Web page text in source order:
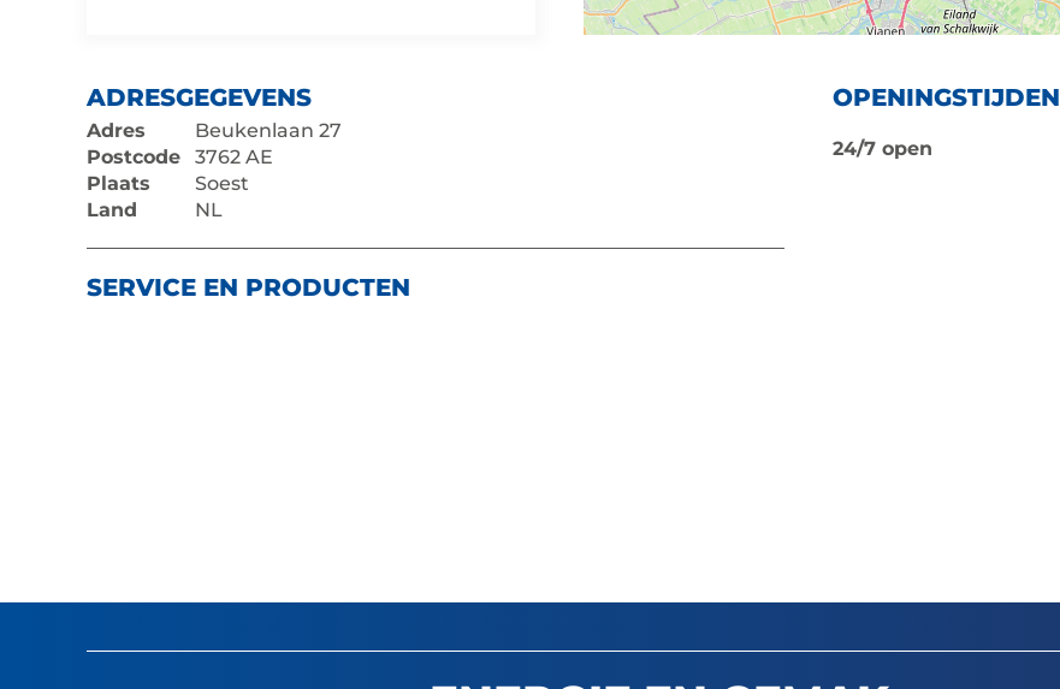
ADRESGEGEVENS
Adres
Beukenlaan 27
Postcode
3762 AE
Plaats
Soest
Land
NL
SERVICE EN PRODUCTEN
OPENINGSTIJDEN
24/7 open